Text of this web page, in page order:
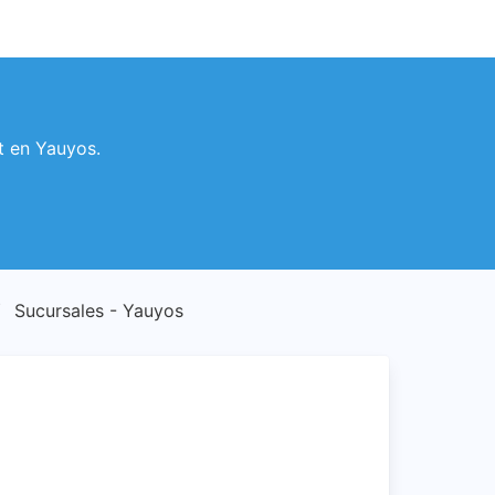
en Yauyos.
Sucursales - Yauyos